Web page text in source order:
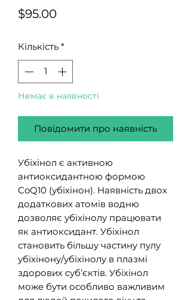
$95.00Ціна
Кількість *
Немає в наявності
Повідомити про наявність
Убіхінол є активною
антиоксидантною формою
CoQ10 (убіхінон). Наявність двох
додаткових атомів водню
дозволяє убіхінолу працювати
як антиоксидант. Убіхінол
становить більшу частину пулу
убіхінону/убіхінолу в плазмі
здорових суб’єктів. Убіхінол
може бути особливо важливим